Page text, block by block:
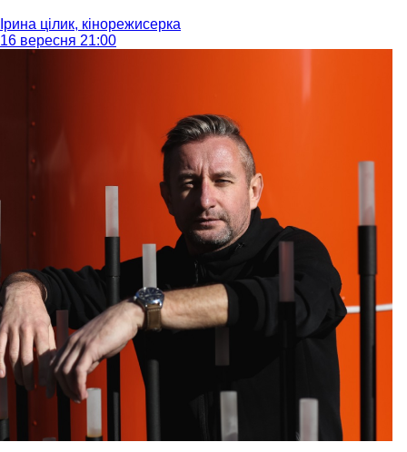
Ірина цілик, кінорежисерка
16 вересня 21:00